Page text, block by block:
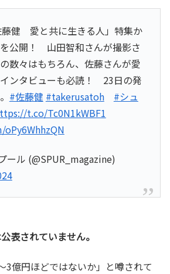
藤健 愛と共に生きる人」特集か
公開！ 山田智和さんが撮影さ
数々はもちろん、佐藤さんが愛
ンタビューも必読！ 23日の発
#佐藤健 #takerusatoh
#シュ
t.co/Tc0N1kWBF1
ール (@SPUR_magazine)
表されていません。
3億円ほどではないか」と噂されて